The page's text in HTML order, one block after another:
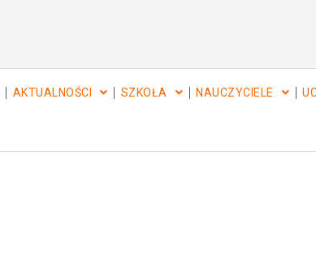
AKTUALNOŚCI SZKOŁA NAUCZYCIELE